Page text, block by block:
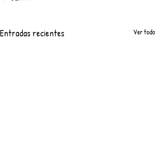
Entradas recientes Ver todo